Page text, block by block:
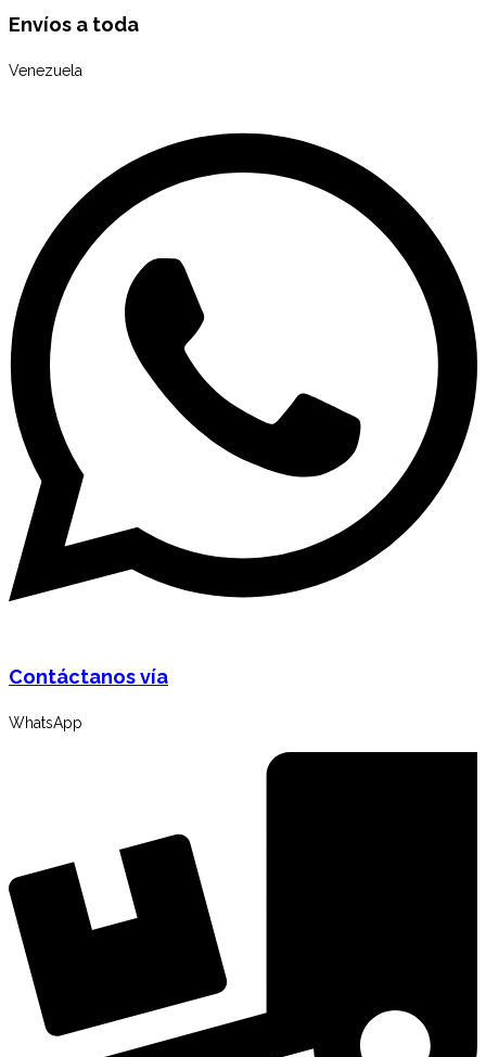
Envíos a toda
Venezuela
Contáctanos vía
WhatsApp